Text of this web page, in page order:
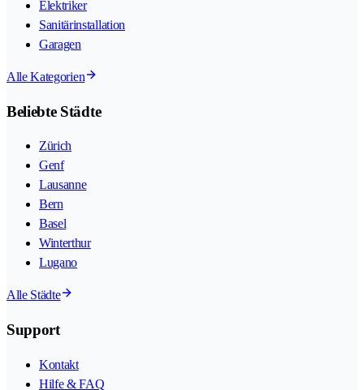
Elektriker
Sanitärinstallation
Garagen
Alle Kategorien
Beliebte Städte
Zürich
Genf
Lausanne
Bern
Basel
Winterthur
Lugano
Alle Städte
Support
Kontakt
Hilfe & FAQ